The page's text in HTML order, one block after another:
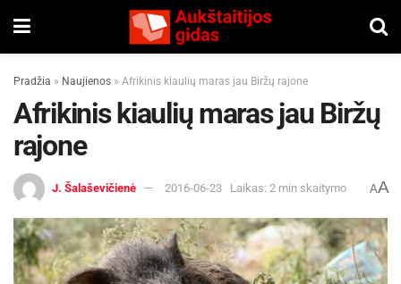
Pradžia » Naujienos » Afrikinis kiaulių maras jau Biržų rajone
Afrikinis kiaulių maras jau Biržų
rajone
J. Šalaševičienė 2016-06-23 Laikas: 2 min skaitymo AA